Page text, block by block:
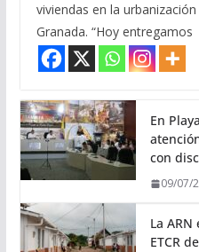
viviendas en la
Granada. “Hoy entregamos
En
con
09/07/
La
ETCR